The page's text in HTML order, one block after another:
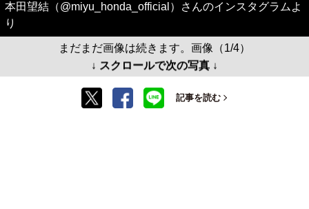
本田望結（@miyu_honda_official）さんのインスタグラムよ
り
まだまだ画像は続きます。画像（1/4）
↓ スクロールで次の写真 ↓
記事を読む